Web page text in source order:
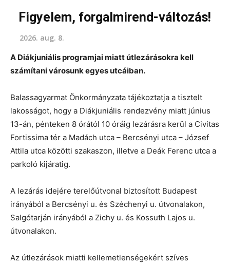
Figyelem, forgalmirend-változás!
2026. aug. 8.
A Diákjuniális programjai miatt útlezárásokra kell
számítani városunk egyes utcáiban.
Balassagyarmat Önkormányzata tájékoztatja a tisztelt
lakosságot, hogy a Diákjuniális rendezvény miatt június
13-án, pénteken 8 órától 10 óráig lezárásra kerül a Civitas
Fortissima tér a Madách utca – Bercsényi utca – József
Attila utca közötti szakaszon, illetve a Deák Ferenc utca a
parkoló kijáratig.
A lezárás idejére terelőútvonal biztosított Budapest
irányából a Bercsényi u. és Széchenyi u. útvonalakon,
Salgótarján irányából a Zichy u. és Kossuth Lajos u.
útvonalakon.
Az útlezárások miatti kellemetlenségekért szíves